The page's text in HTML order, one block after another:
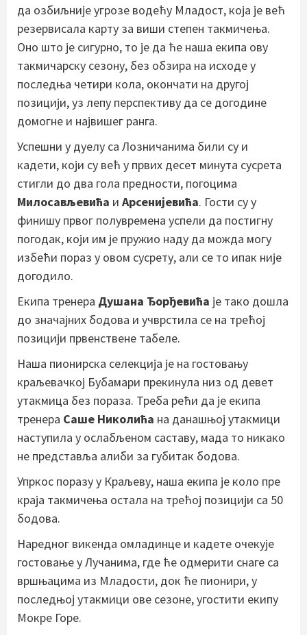
да озбиљније угрозе водећу Младост, која је већ
резервисала карту за виши степен такмичења.
Оно што је сигурно, то је да ће наша екипа ову
такмичарску сезону, без обзира на исходе у
последња четири кола, окончати на другој
позицији, уз лепу перспективу да се догодине
домогне и највишег ранга.
Успешни у дуелу са Лозничанима били су и
кадети, који су већ у првих десет минута сусрета
стигли до два гола предности, погоцима
Милосављевића и Арсенијевића. Гости су у
финишу првог полувремена успели да постигну
погодак, који им је пружио наду да можда могу
избећи пораз у овом сусрету, али се то ипак није
догодило.
Екипа тренера Душана Ђорђевића је тако дошла
до значајних бодова и учврстила се на трећој
позицији првенствене табеле.
Наша пионирска селекција је на гостовању
краљевачкој Бубамари прекинула низ од девет
утакмица без пораза. Треба рећи да је екипа
тренера Саше Николића на данашњој утакмици
наступила у ослабљеном саставу, мада то никако
не представља алиби за губитак бодова.
Упркос поразу у Краљеву, наша екипа је коло пре
краја такмичења остала на трећој позицији са 50
бодова.
Наредног викенда омладинце и кадете очекује
гостовање у Лучанима, где ће одмерити снаге са
вршњацима из Младости, док ће пионири, у
последњој утакмици ове сезоне, угостити екипу
Мокре Горе.